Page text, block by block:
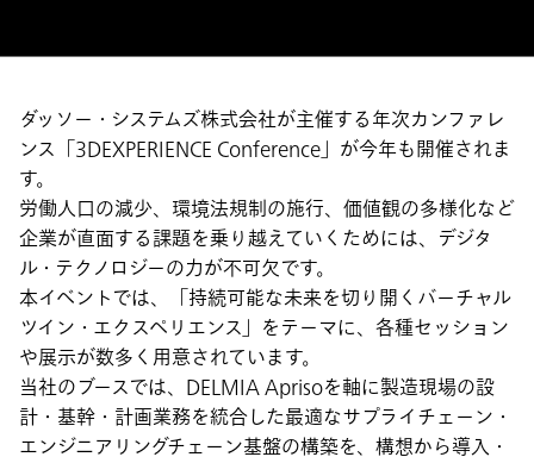
ダッソー・システムズ株式会社が主催する年次カンファレ
ンス「3DEXPERIENCE Conference」が今年も開催されま
す。
労働人口の減少、環境法規制の施行、価値観の多様化など
企業が直面する課題を乗り越えていくためには、デジタ
ル・テクノロジーの力が不可欠です。
本イベントでは、「持続可能な未来を切り開くバーチャル
ツイン・エクスペリエンス」をテーマに、各種セッション
や展示が数多く用意されています。
当社のブースでは、DELMIA Aprisoを軸に製造現場の設
計・基幹・計画業務を統合した最適なサプライチェーン・
エンジニアリングチェーン基盤の構築を、構想から導入・